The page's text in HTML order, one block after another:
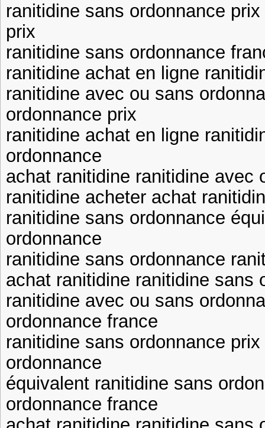
ranitidine sans ordonnance
prix
ranitidine sans ordonnance
ranitidine achat en ligne
ranitidine avec ou sans
ordonnance prix
ranitidine achat en ligne
ordonnance
achat ranitidine ranitidine avec
ranitidine acheter achat
ranitidine sans ordonnance
ordonnance
ranitidine sans ordonnance
achat ranitidine ranitidine sans
ranitidine avec ou sans
ordonnance france
ranitidine sans ordonnance
ordonnance
équivalent ranitidine sans
ordonnance france